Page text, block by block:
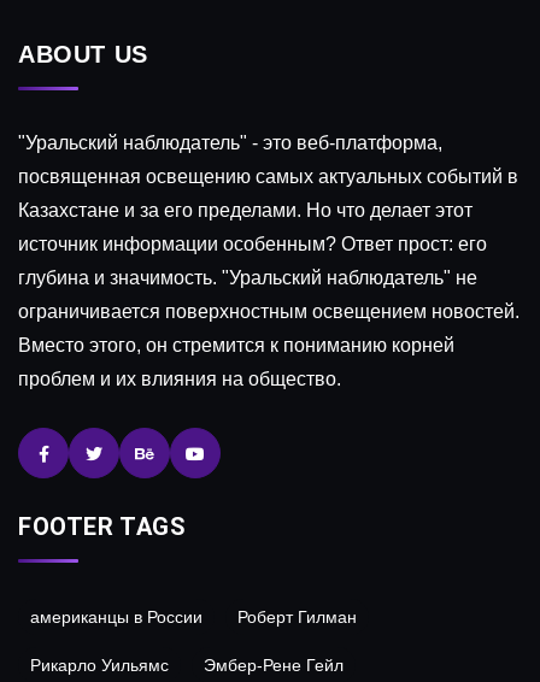
ABOUT US
"Уральский наблюдатель" - это веб-платформа,
посвященная освещению самых актуальных событий в
Казахстане и за его пределами. Но что делает этот
источник информации особенным? Ответ прост: его
глубина и значимость. "Уральский наблюдатель" не
ограничивается поверхностным освещением новостей.
Вместо этого, он стремится к пониманию корней
проблем и их влияния на общество.
FOOTER TAGS
американцы в России Роберт Гилман
Рикарло Уильямс Эмбер-Рене Гейл